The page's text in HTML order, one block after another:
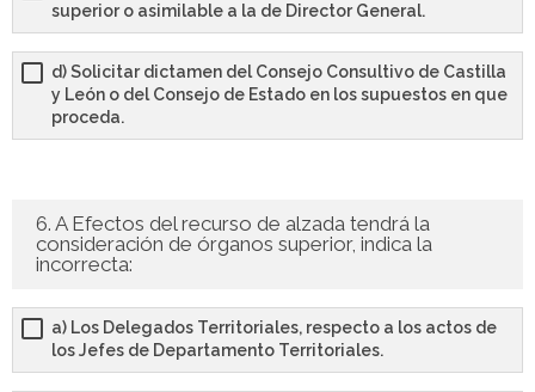
superior o asimilable a la de Director General.
d) Solicitar dictamen del Consejo Consultivo de Castilla
y León o del Consejo de Estado en los supuestos en que
proceda.
6. A Efectos del recurso de alzada tendrá la
consideración de órganos superior, indica la
incorrecta:
a) Los Delegados Territoriales, respecto a los actos de
los Jefes de Departamento Territoriales.